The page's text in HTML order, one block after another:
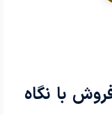
با نگاه